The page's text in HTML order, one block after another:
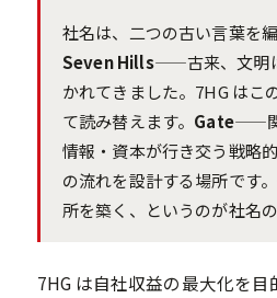
社名は、二つの古い言葉を
Seven Hills——古来、文明
かれてきました。7HG はこ
て読み替えます。 Gate——関
情報・資本が行き交う戦略
の流れを設計する場所です
所を築く、というのが社名の
7HG は自社収益の最大化を